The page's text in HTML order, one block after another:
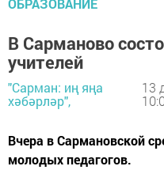
ОБРАЗОВАНИЕ
В Сарманово
учителей
"Сарман: иң яңа
хәбәрләр",
13
Вчера в Сармановской
молодых педагогов.